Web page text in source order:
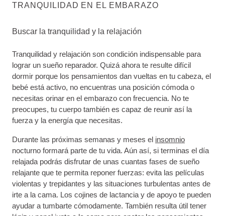
TRANQUILIDAD EN EL EMBARAZO
Buscar la tranquilidad y la relajación
Tranquilidad y relajación son condición indispensable para
lograr un sueño reparador. Quizá ahora te resulte difícil
dormir porque los pensamientos dan vueltas en tu cabeza, el
bebé está activo, no encuentras una posición cómoda o
necesitas orinar en el embarazo con frecuencia. No te
preocupes, tu cuerpo también es capaz de reunir así la
fuerza y la energía que necesitas.
Durante las próximas semanas y meses el insomnio
nocturno formará parte de tu vida. Aún así, si terminas el día
relajada podrás disfrutar de unas cuantas fases de sueño
relajante que te permita reponer fuerzas: evita las películas
violentas y trepidantes y las situaciones turbulentas antes de
irte a la cama. Los cojines de lactancia y de apoyo te pueden
ayudar a tumbarte cómodamente. También resulta útil tener